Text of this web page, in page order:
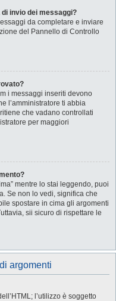
di invio dei messaggi?
da completare e inviare
del Pannello di Controllo
i messaggi inseriti devono
l’amministratore ti abbia
che vadano controllati
per maggiori
mentre lo stai leggendo, puoi
Se non lo vedi, significa che
spostare in cima gli argomenti
sii sicuro di rispettare le
argomenti
l’utilizzo è soggetto